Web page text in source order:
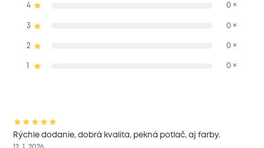
4 0 ×
3 0 ×
2 0 ×
0 ×
Rýchle dodanie, dobrá kvalita, pekná potlač, aj farby.